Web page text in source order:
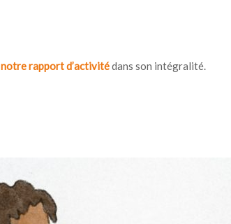
notre rapport d’activitédans son intégralité.